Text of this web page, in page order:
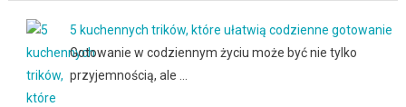
5 kuchennych trików, które ułatwią codzienne gotowanie
Gotowanie w codziennym życiu może być nie tylko
przyjemnością, ale …